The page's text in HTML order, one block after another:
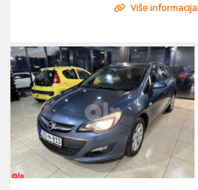
Više informacija